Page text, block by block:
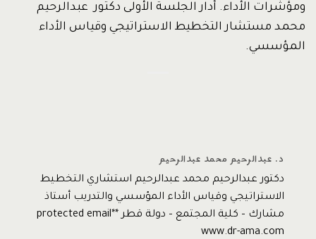
ومؤشرات الأداء. أدار الجلسة الأولى دكتور عبدالرحيم
محمد مستشار التخطيط الاستراتيجي وقياس الأداء
المؤسسي.
د. عبدالرحيم محمد عبدالرحيم
دكتور عبدالرحيم محمد عبدالرحيم استشاري التخطيط
الاستراتيجي وقياس الأداء المؤسسي والتدريب أستاذ
مشارك – كلية المجتمع – دولة قطر *protected email*
www.dr-ama.com